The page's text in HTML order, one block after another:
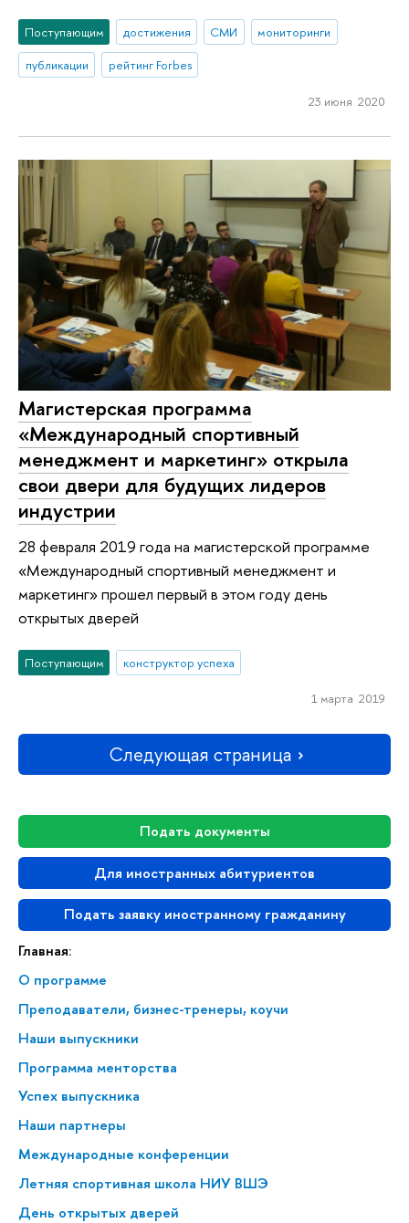
Подать документы
Для иностранных абитуриентов
Подать заявку иностранному гражданину
Главная:
О программе
Преподаватели, бизнес-тренеры, коучи
Наши выпускники
Программа менторства
Успех выпускника
Наши партнеры
Международные конференции
Летняя спортивная школа НИУ ВШЭ
День открытых дверей
Поступающим достижения СМИ
мониторинги
публикации
рейтинг Forbes
23 июня 2020
Магистерская программа
«Международный спортивный
менеджмент и маркетинг» открыла
свои двери для будущих лидеров
индустрии
28 февраля 2019 года на магистерской программе
«Международный спортивный менеджмент и
маркетинг» прошел первый в этом году день
открытых дверей
Поступающим конструктор успеха
1 марта 2019
Следующая страница